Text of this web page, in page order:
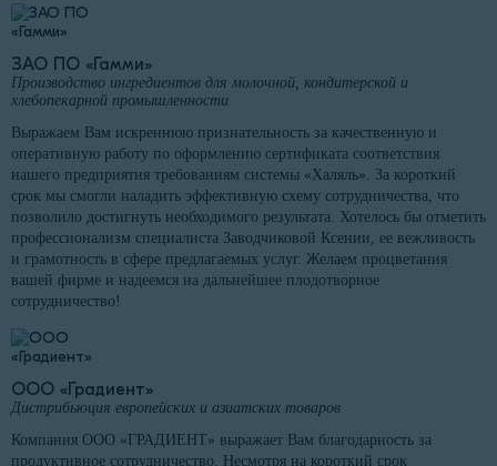
ЗАО ПО «Гамми»
Производство ингредиентов для молочной, кондитерской и
хлебопекарной промышленности
Выражаем Вам искреннюю признательность за качественную и
оперативную работу по оформлению сертификата соответствия
нашего предприятия требованиям системы «Халяль». За короткий
срок мы смогли наладить эффективную схему сотрудничества, что
позволило достигнуть необходимого результата. Хотелось бы отметить
профессионализм специалиста Заводчиковой Ксении, ее вежливость
и грамотность в сфере предлагаемых услуг. Желаем процветания
вашей фирме и надеемся на дальнейшее плодотворное
сотрудничество!
ООО «Градиент»
Дистрибьюция европейских и азиатских товаров
Компания ООО «ГРАДИЕНТ» выражает Вам благодарность за
продуктивное сотрудничество. Несмотря на короткий срок